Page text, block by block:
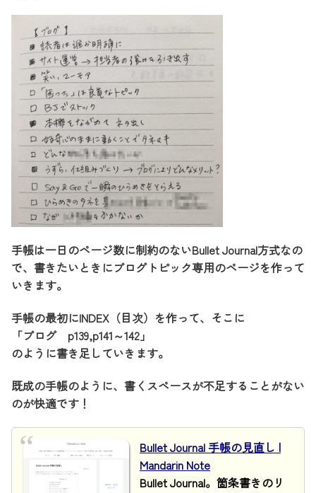
手帳は一日のページ数に制約のないBullet Journal方式なの
で、書きたいときにブログトピック専用のページを作って
いきます。
手帳の最初にINDEX（目次）を作って、そこに
「ブログ p139,p141～142」
のように書き足していきます。
既成の手帳のように、書くスペースが不足することがない
のが快適です！
Bullet Journal 手帳の見直し |
Mandarin Note
Bullet Journal。箇条書きのリ